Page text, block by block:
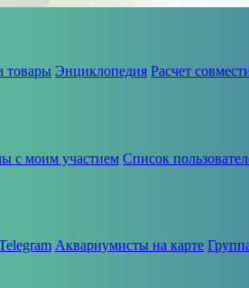
товары Энциклопедия Расчет
с моим участием Список
Аквариумисты на карте